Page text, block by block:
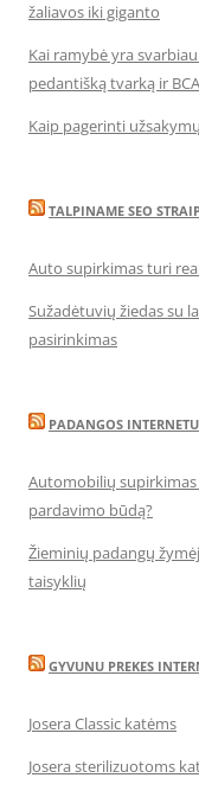
žaliavos iki giganto
Kai ramybė yra
pedantišką tvarką ir
Kaip pagerinti
TALPINAME SEO
Auto supirkimas turi
Sužadėtuvių žiedas su
pasirinkimas
PADANGOS
Automobilių
pardavimo būdą?
Žieminių padangų
taisyklių
GYVUNU PREKES
Josera Classic katėms
Josera sterilizuotoms